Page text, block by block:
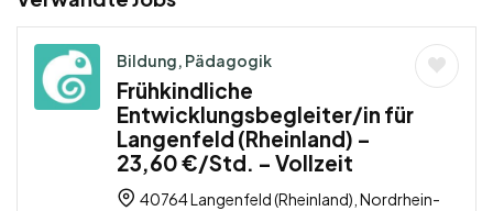
Bildung, Pädagogik
Frühkindliche
Entwicklungsbegleiter/in für
Langenfeld (Rheinland) –
23,60 €/Std. – Vollzeit
40764 Langenfeld (Rheinland), Nordrhein-